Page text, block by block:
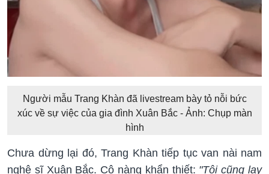
Người mẫu Trang Khàn đã livestream bày tỏ nỗi bức
xúc về sự việc của gia đình Xuân Bắc - Ảnh: Chụp màn
hình
Chưa dừng lại đó, Trang Khàn tiếp tục van nài nam
nghệ sĩ Xuân Bắc. Cô nàng khẩn thiết: "Tôi cũng lạy